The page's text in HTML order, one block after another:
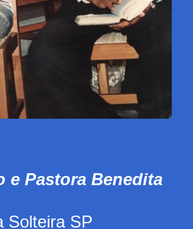
e Pastora Benedita
Solteira SP